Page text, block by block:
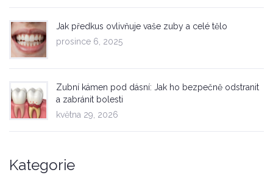
Jak předkus ovlivňuje vaše zuby a celé tělo
prosince 6, 2025
Zubní kámen pod dásní: Jak ho bezpečně odstranit
a zabránit bolesti
května 29, 2026
Kategorie